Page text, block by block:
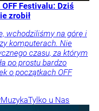
Festivalu: Dziś
zrobił
wchodziliśmy na górę i
komputerach. Nie
czasu, za którym
po prostu bardzo
o początkach OFF
MuzykaTylko u Nas